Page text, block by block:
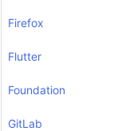
Firefox
Flutter
Foundation
GitLab